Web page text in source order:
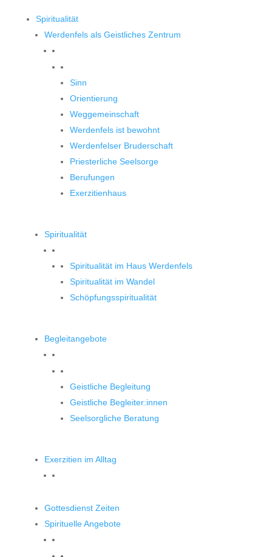
Spiritualität
Werdenfels als Geistliches Zentrum
Sinn
Orientierung
Weggemeinschaft
Werdenfels ist bewohnt
Werdenfelser Bruderschaft
Priesterliche Seelsorge
Berufungen
Exerzitienhaus
Spiritualität
Spiritualität im Haus Werdenfels
Spiritualität im Wandel
Schöpfungsspiritualität
Begleitangebote
Geistliche Begleitung
Geistliche Begleiter:innen
Seelsorgliche Beratung
Exerzitien im Alltag
Gottesdienst Zeiten
Spirituelle Angebote